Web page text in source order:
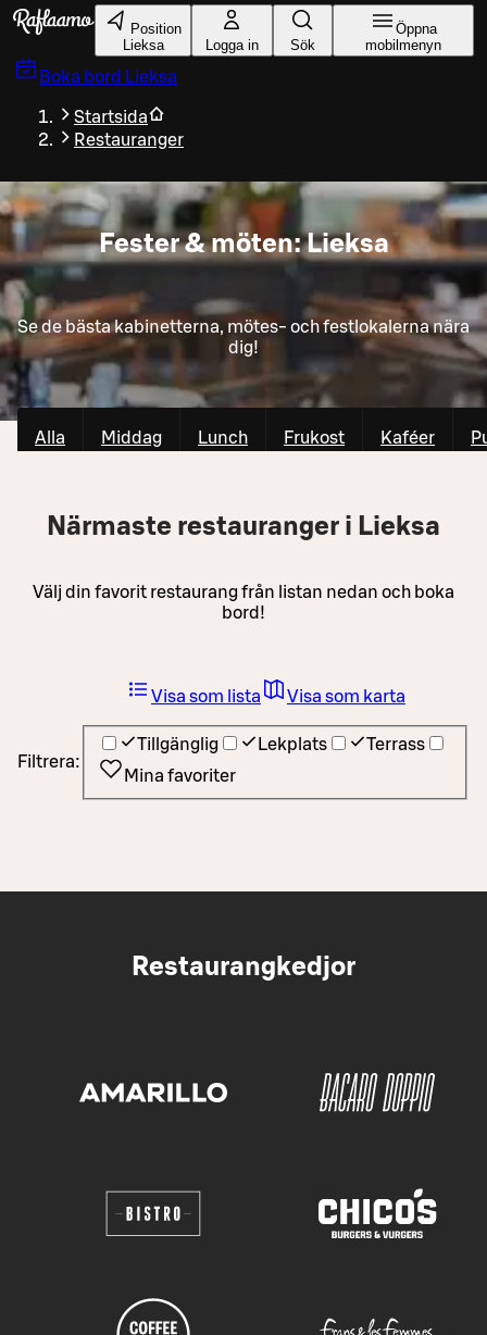
Gå till huvudinnehållet
Position
Lieksa
Logga in Sök
Öppna
mobilmenyn
Boka bord Lieksa
Startsida
Restauranger
Fester & möten: Lieksa
Se de bästa kabinetterna, mötes- och festlokalerna nära
dig!
Alla Middag Lunch Frukost Kaféer
Närmaste restauranger i Lieksa
Välj din favorit restaurang från listan nedan och boka
bord!
Filtrera:
Tillgänglig Lekplats
Terrass
Mina favoriter
Visa som lista Visa som karta
Restaurangkedjor